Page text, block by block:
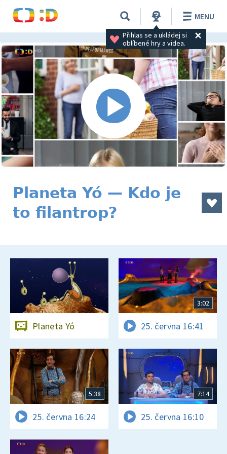
Přihlas se a ukládej si
oblíbené hry a videa.
MENU
Planeta Yó — Kdo je
to filantrop?
Planeta Yó
3:02
25. června 16:41
5:38
25. června 16:24
7:14
25. června 16:10